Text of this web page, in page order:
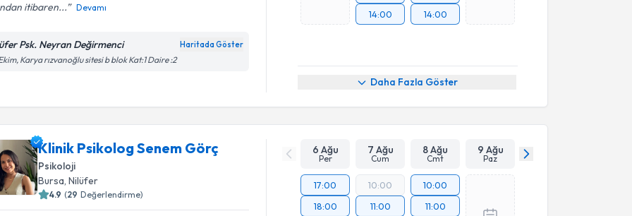
itibaren...
Devamı
Psk. Neyran Değirmenci Haritada Göster
Karya rızvanoğlu sitesi b blok Kat:1 Daire :2
14:00
14:00
Daha Fazla Göster
Klinik Psikolog Senem Görç
Psikoloji
Bursa , Nilüfer
4.9 (29 Değerlendirme)
6 Ağu
Per
7 Ağu
Cum
8 Ağu
Cmt
9 Ağu
Paz
17:00
18:00
10:00
11:00
10:00
11:00